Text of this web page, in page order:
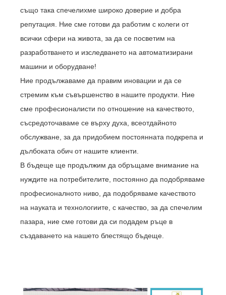
също така спечелихме широко доверие и добра
репутация. Ние сме готови да работим с колеги от
всички сфери на живота, за да се посветим на
разработването и изследването на автоматизирани
машини и оборудване!
Ние продължаваме да правим иновации и да се
стремим към съвършенство в нашите продукти. Ние
сме професионалисти по отношение на качеството,
съсредоточаваме се върху духа, всеотдайното
обслужване, за да придобием постоянната подкрепа и
дълбоката обич от нашите клиенти.
В бъдеще ще продължим да обръщаме внимание на
нуждите на потребителите, постоянно да подобряваме
професионалното ниво, да подобряваме качеството
на науката и технологиите, с качество, за да спечелим
пазара, ние сме готови да си подадем ръце в
създаването на нашето блестящо бъдеще.